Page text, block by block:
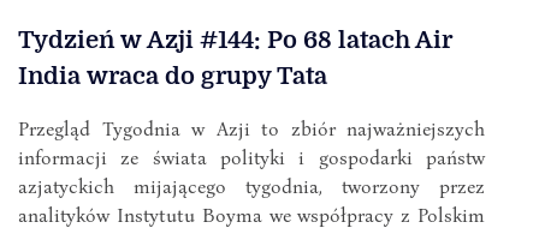
Tydzień w Azji #144: Po 68 latach Air
India wraca do grupy Tata
Przegląd Tygodnia w Azji to zbiór najważniejszych
informacji ze świata polityki i gospodarki państw
azjatyckich mijającego tygodnia, tworzony przez
analityków Instytutu Boyma we współpracy z Polskim